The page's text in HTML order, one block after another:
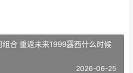
合 重返未来1999露西什么时候
2026-06-25